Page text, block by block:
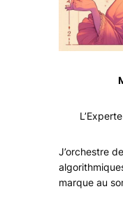
J’orchestre
marque au